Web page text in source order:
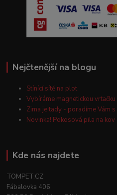
Nejčtenější na blogu
Stínící sítě na plot
Vybíráme magnetickou vrtačku
Zima je tady - poradíme Vám
Novinka! Pokosová pila na
Kde nás najdete
TOMPET.CZ
Fábalovka 406